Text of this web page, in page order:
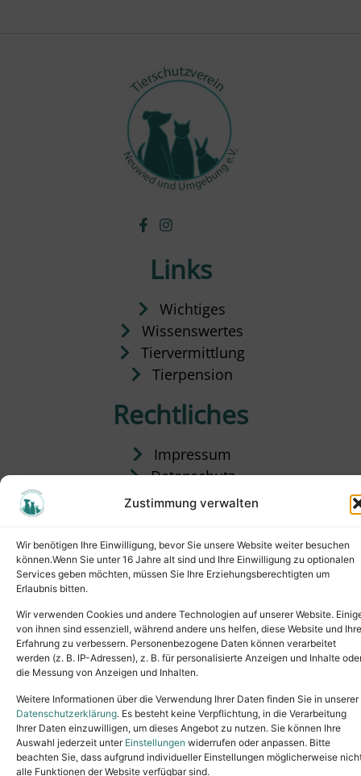
Zustimmung verwalten
Wir benötigen Ihre Einwilligung, bevor Sie unsere Website weiter besuchen
können.Wenn Sie unter 16 Jahre alt sind und Ihre Einwilligung zu optionalen
Services geben möchten, müssen Sie Ihre Erziehungsberechtigten um
Erlaubnis bitten.
Wir verwenden Cookies und andere Technologien auf unserer Website.
von ihnen sind essenziell, während andere uns helfen, diese Website und Ihre
Erfahrung zu verbessern. Personenbezogene Daten können verarbeitet
werden (z. B. IP-Adressen), z. B. für personalisierte Anzeigen und Inhalte
die Messung von Anzeigen und Inhalten.
Weitere Informationen über die Verwendung Ihrer Daten finden Sie in unserer
Datenschutzerklärung. Es besteht keine Verpflichtung, in die Verarbeitung
Ihrer Daten einzuwilligen, um dieses Angebot zu nutzen. Sie können Ihre
Auswahl jederzeit unter Einstellungen widerrufen oder anpassen. Bitte
beachten Sie, dass aufgrund individueller Einstellungen möglicherweise
alle Funktionen der Website verfügbar sind.
Links
Wichtiges
Wissenswertes
Tiervermittlung
Tierpension
Rechtliches
Impressum
Datenschutz
Satzung
Copyright © 2024. All rights reserved.
Tel.: (02631) 55356buero@tierheim-neuwied.de
Ludwigshof 1, 56567 Neuwied